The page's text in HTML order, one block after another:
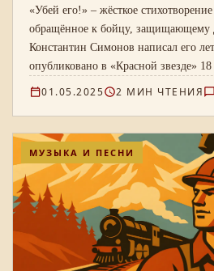
«Убей его!» – жёсткое
обращённое к бойцу, защищающему
Константин Симонов написал его
опубликовано в «Красной звезде»
странице – полный текст и справка о
01.05.2025 2 МИН ЧТЕНИЯ
МУЗЫКА И ПЕСНИ